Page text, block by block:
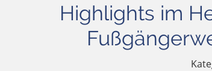
Highlights im